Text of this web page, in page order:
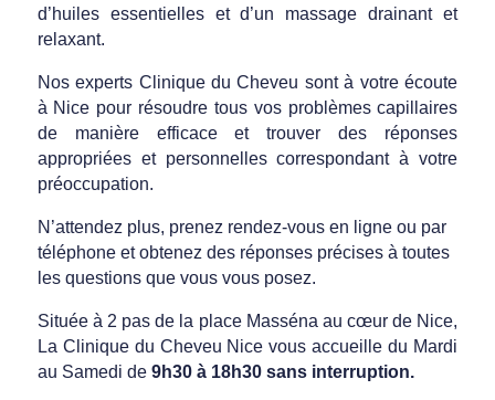
d’huiles essentielles et d’un massage drainant et
relaxant.
Nos experts Clinique du Cheveu sont à votre écoute
à Nice pour résoudre tous vos problèmes capillaires
de manière efficace et trouver des réponses
appropriées et personnelles correspondant à votre
préoccupation.
N’attendez plus, prenez rendez-vous en ligne ou par
téléphone et obtenez des réponses précises à toutes
les questions que vous vous posez.
Située à 2 pas de la place Masséna au cœur de Nice,
La Clinique du Cheveu Nice vous accueille du Mardi
au Samedi de 9h30 à 18h30 sans interruption.